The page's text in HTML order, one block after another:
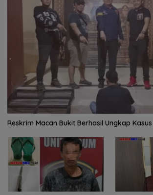
Reskrim Macan Bukit Berhasil Ungkap